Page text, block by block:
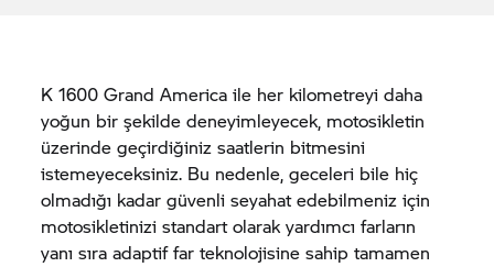
K 1600 Grand America ile her kilometreyi daha
yoğun bir şekilde deneyimleyecek, motosikletin
üzerinde geçirdiğiniz saatlerin bitmesini
istemeyeceksiniz. Bu nedenle, geceleri bile hiç
olmadığı kadar güvenli seyahat edebilmeniz için
motosikletinizi standart olarak yardımcı farların
yanı sıra adaptif far teknolojisine sahip tamamen